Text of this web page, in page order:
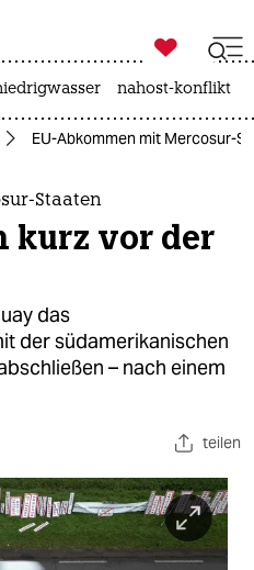
ich

taz zahl ich
nahost-konflikt
EU-Abkommen mit Mercosur-
Staaten
kurz vor der
das
der südamerikanischen
– nach einem
teilen